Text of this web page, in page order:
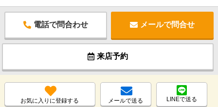
電話で問合わせ メールで問合せ
来店予約
お気に入りに登録する メールで送る LINEで送る